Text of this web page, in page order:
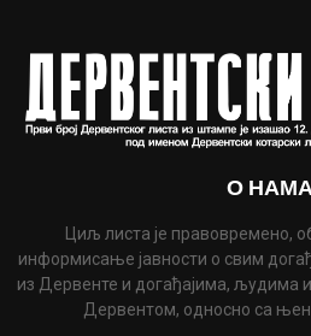
О
Циљ листа је правовремено,
информисање јавности о свим
из Дервенте и догађајима, људима и
Дервентом, односно са